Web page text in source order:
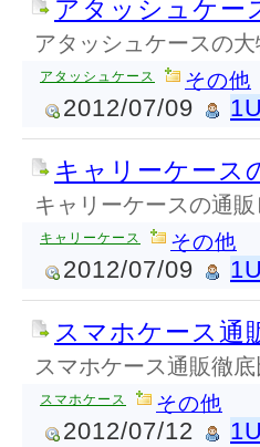
アタッシュケー
アタッシュケースの大
アタッシュケース その他
2012/07/09
キャリーケース
キャリーケースの通
キャリーケース その他
2012/07/09
スマホケース通
スマホケース通販徹
スマホケース その他
2012/07/12